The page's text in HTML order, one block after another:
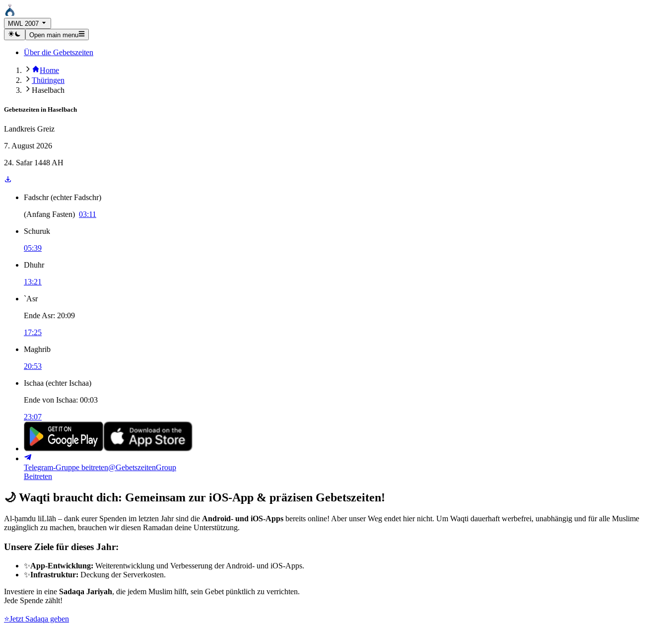
MWL 2007
Open main menu
Über die Gebetszeiten
Home
Thüringen
Haselbach
Gebetszeiten in Haselbach
Landkreis Greiz
7. August 2026
24. Safar 1448 AH
Fadschr (echter Fadschr)
(Anfang Fasten) 03:11
Schuruk
05:39
Dhuhr
13:21
`Asr
Ende Asr: 20:09
17:25
Maghrib
20:53
Ischaa (echter Ischaa)
Ende von Ischaa: 00:03
23:07
Telegram-Gruppe beitreten@GebetszeitenGroup
Beitreten
🌙 Waqti braucht dich: Gemeinsam zur iOS-App & präzisen Gebetszeiten!
Al-ḥamdu liLlāh – dank eurer Spenden im letzten Jahr sind die Android- und iOS-Apps bereits online! Aber unser Weg endet hier nicht. Um Waqti dauerhaft werbefrei, unabhängig und für alle Muslime
zugänglich zu machen, brauchen wir diesen Ramadan deine Unterstützung.
Unsere Ziele für dieses Jahr:
✨App-Entwicklung: Weiterentwicklung und Verbesserung der Android- und iOS-Apps.
✨Infrastruktur: Deckung der Serverkosten.
Investiere in eine Sadaqa Jariyah, die jedem Muslim hilft, sein Gebet pünktlich zu verrichten.
Jede Spende zählt!
⭐Jetzt Sadaqa geben